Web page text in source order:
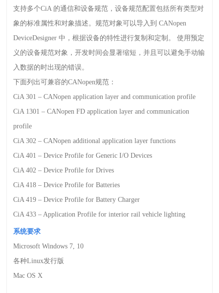
支持多个CiA 的通信和设备规范，设备规范配置包括所有类型对
象的标准属性和对象描述。规范对象可以导入到CANopen
DeviceDesigner中，根据设备的特性进行复制和定制。 使用预定
义的设备规范对象，开发时间会显著缩短，并且可以避免手动输
入数据的时出现的错误。
下面列出可兼容的CANopen规范：
CiA 301–CANopen application layer and communication profile
CiA 1301–CANopen FD application layer and communication
profile
CiA 302–CANopen additional application layer functions
CiA 401–Device Profile for Generic I/O Devices
CiA 402–Device Profile for Drives
CiA 418–Device Profile for Batteries
CiA 419–Device Profile for Battery Charger
CiA 433–Application Profile for interior rail vehicle lighting
系统要求
Microsoft Windows 7, 10
各种Linux发行版
Mac OS X